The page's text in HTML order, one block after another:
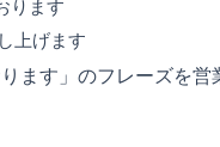
ります
上げます
ます」のフレーズを